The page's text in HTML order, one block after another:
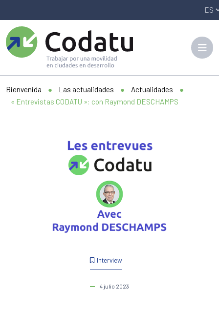
Bienvenida ● Las actualidades ● Actualidades
●
« Entrevistas CODATU »: con Raymond DESCHAMPS
Interview
4 julio 2023